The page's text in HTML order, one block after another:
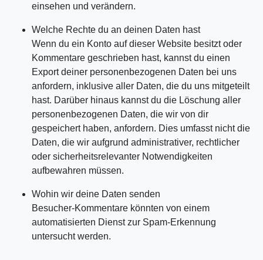
einsehen und verändern.
Welche Rechte du an deinen Daten hast
Wenn du ein Konto auf dieser Website besitzt oder
Kommentare geschrieben hast, kannst du einen
Export deiner personenbezogenen Daten bei uns
anfordern, inklusive aller Daten, die du uns mitgeteilt
hast. Darüber hinaus kannst du die Löschung aller
personenbezogenen Daten, die wir von dir
gespeichert haben, anfordern. Dies umfasst nicht die
Daten, die wir aufgrund administrativer, rechtlicher
oder sicherheitsrelevanter Notwendigkeiten
aufbewahren müssen.
Wohin wir deine Daten senden
Besucher-Kommentare könnten von einem
automatisierten Dienst zur Spam-Erkennung
untersucht werden.